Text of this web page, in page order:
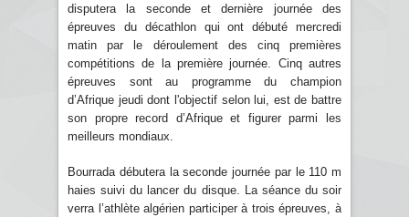
disputera la seconde et dernière journée des
épreuves du décathlon qui ont débuté mercredi
matin par le déroulement des cinq premières
compétitions de la première journée. Cinq autres
épreuves sont au programme du champion
d’Afrique jeudi dont l'objectif selon lui, est de battre
son propre record d’Afrique et figurer parmi les
meilleurs mondiaux.
Bourrada débutera la seconde journée par le 110 m
haies suivi du lancer du disque. La séance du soir
verra l’athlète algérien participer à trois épreuves, à